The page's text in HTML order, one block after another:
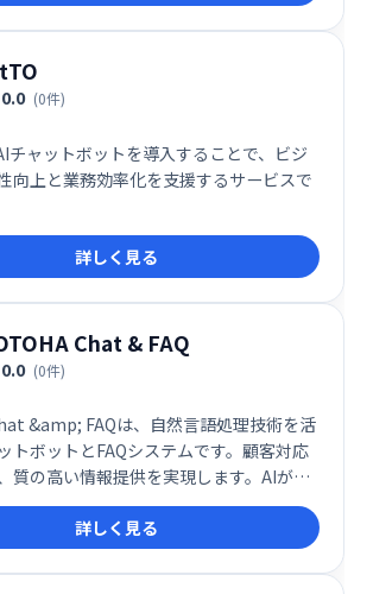
0.0 (0件)
ャットボットを導入することで、ビジ
向上と業務効率化を支援するサービスで
詳しく見る
Chat & FAQ
0.0 (0件)
&amp; FAQは、自然言語処理技術を活
トボットとFAQシステムです。顧客対応
質の高い情報提供を実現します。AIが顧
解し、的確な回答を提供することで、問
の負担を軽減し、顧客満足度の向上に貢
入実績も豊富で、様々な業種・規模の企
ています。
詳しく見る